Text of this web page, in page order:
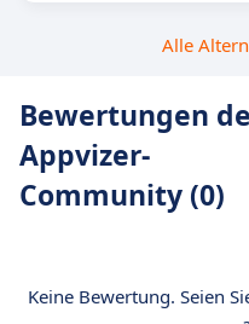
Alle
Bewertungen
Appvizer-
Community (0)
Keine Bewertung. Seien